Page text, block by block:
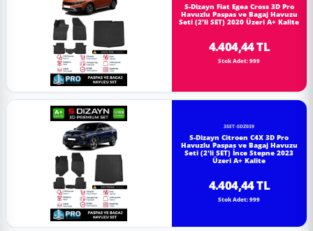
S-Dizayn Fiat Egea Cross 3D Pro
Havuzlu Paspas ve Bagaj Havuzu
Seti (2'li SET) 2020 Üzeri A+ Kalite
4.404,44 TL
Stok Adet: 999
3SET-SDZ039
S-Dizayn Citroen C4X 3D Pro
Havuzlu Paspas ve Bagaj Havuzu
Seti (2'li SET) İnce Stepne 2023
Üzeri A+ Kalite
4.404,44 TL
Stok Adet: 999